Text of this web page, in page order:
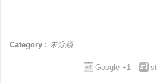
Category : 未分類
Google +1